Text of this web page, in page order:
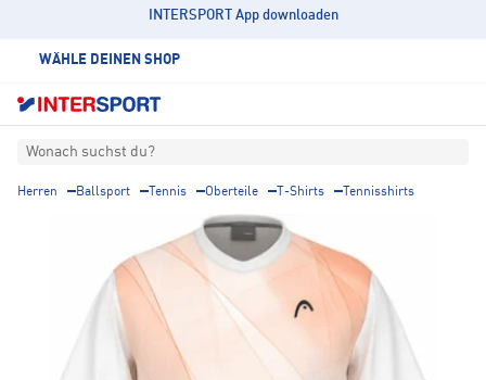
INTERSPORT App downloaden
WÄHLE DEINEN SHOP
Wonach suchst du?
Herren Ballsport Tennis Oberteile T-Shirts Tennisshirts